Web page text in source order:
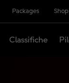
Packages Shop
Classifiche